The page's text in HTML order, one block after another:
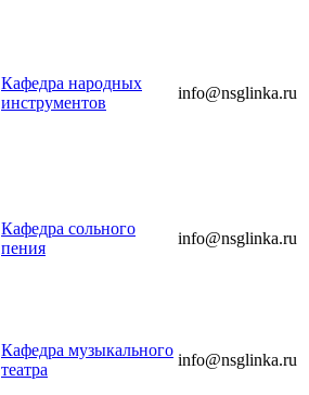
Кафедра народных
инструментов
info@nsglinka.ru
Кафедра сольного
пения
info@nsglinka.ru
Кафедра музыкального
театра
info@nsglinka.ru